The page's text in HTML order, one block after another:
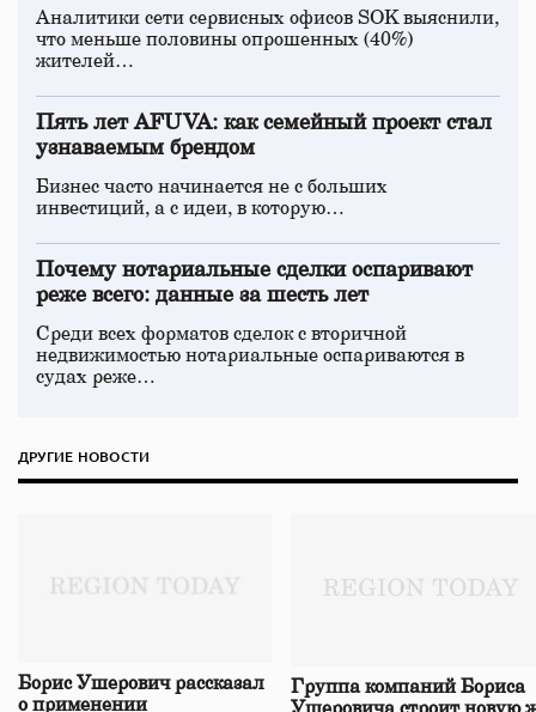
Аналитики сети сервисных офисов SOK выяснили,
что меньше половины опрошенных (40%)
жителей…
Пять лет AFUVA: как семейный проект стал
узнаваемым брендом
Бизнес часто начинается не с больших
инвестиций, а с идеи, в которую…
Почему нотариальные сделки оспаривают
реже всего: данные за шесть лет
Среди всех форматов сделок с вторичной
недвижимостью нотариальные оспариваются в
судах реже…
ДРУГИЕ НОВОСТИ
Борис Ушерович рассказал
о применении
Группа компаний Бориса